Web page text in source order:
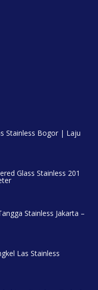
Stainless Bogor | Laju
Glass Stainless 201
Stainless Jakarta –
Las Stainless